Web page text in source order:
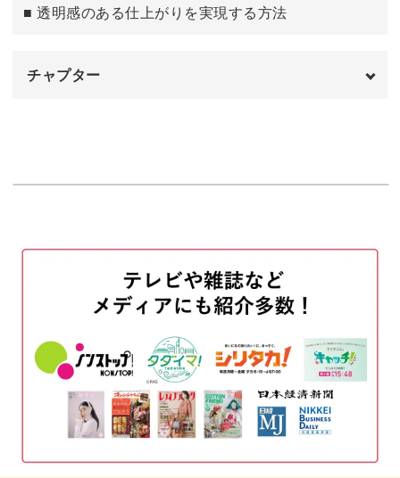
■ 透明感のある仕上がりを実現する方法
チャプター